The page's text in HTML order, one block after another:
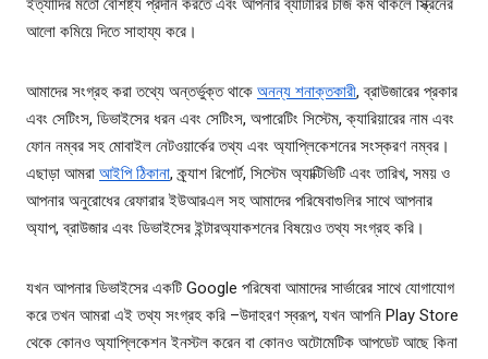
ইত্যাদির মতো বৈশিষ্ট্য প্রদান করতে এবং আপনার ব্যাটারির চার্জ কম থাকলে স্ক্রিনের
আলো কমিয়ে দিতে সাহায্য করে।
আমাদের সংগ্রহ করা তথ্যে অন্তর্ভুক্ত থাকে অনন্য শনাক্তকারী, ব্রাউজারের প্রকার
এবং সেটিংস, ডিভাইসের ধরন এবং সেটিংস, অপারেটিং সিস্টেম, ক্যারিয়ারের নাম এবং
ফোন নম্বর সহ মোবাইল নেটওয়ার্কের তথ্য এবং অ্যাপ্লিকেশনের সংস্করণ নম্বর।
এছাড়া আমরা আইপি ঠিকানা, ক্র্যাশ রিপোর্ট, সিস্টেম অ্যাক্টিভিটি এবং তারিখ, সময় ও
আপনার অনুরোধের রেফারার ইউআরএল সহ আমাদের পরিষেবাগুলির সাথে আপনার
অ্যাপ, ব্রাউজার এবং ডিভাইসের ইন্টারঅ্যাকশনের বিষয়েও তথ্য সংগ্রহ করি।
যখন আপনার ডিভাইসের একটি Google পরিষেবা আমাদের সার্ভারের সাথে যোগাযোগ
করে তখন আমরা এই তথ্য সংগ্রহ করি –উদাহরণ স্বরূপ, যখন আপনি Play Store
থেকে কোনও অ্যাপ্লিকেশন ইনস্টল করেন বা কোনও অটোমেটিক আপডেট আছে কিনা